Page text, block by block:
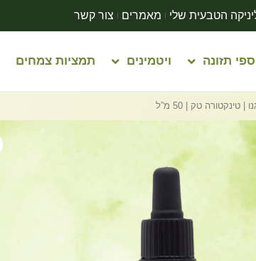
הטבעית שלי מאמרים צור קשר
תזונה ויטמינים תמציות צמחים
טינקטורה טק | 50 מ”ל